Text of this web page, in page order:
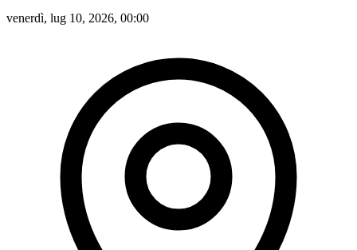
venerdì, lug 10, 2026, 00:00